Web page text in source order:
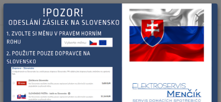
Menu
+420 602 288 130
(Po-Pá, 8-15 hod.)
0ks
za0,00 Kč
DIU JEVÍČKO DIU JEVÍČKO štít strunové sekačky